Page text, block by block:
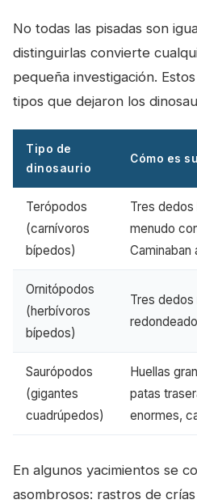
No todas las pisadas son
distinguirlas convierte
pequeña investigación.
tipos que dejaron los
Tipo de
dinosaurio
Cómo es
Terópodos
(carnívoros
bípedos)
Tres dedos
menudo
Caminaban
Ornitópodos
(herbívoros
bípedos)
Tres
Saurópodos
(gigantes
cuadrúpedos)
Huellas
patas
enormes,
En algunos yacimientos se
asombrosos: rastros de